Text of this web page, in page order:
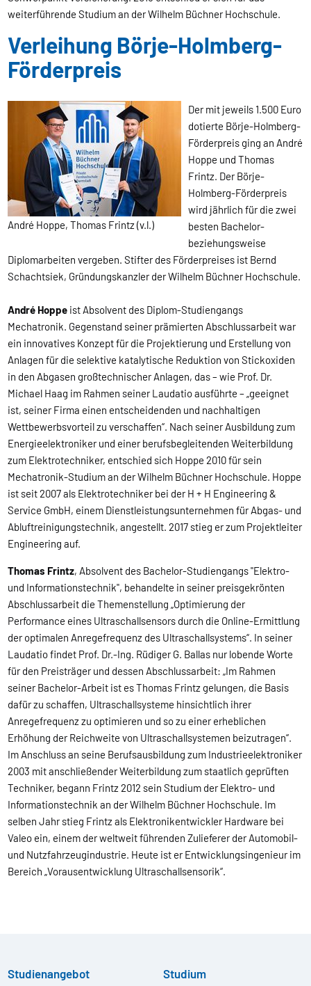
weiterführende Studium an der Wilhelm Büchner Hochschule.
Verleihung Börje-Holmberg-
Förderpreis
André Hoppe, Thomas Frintz (v.l.)
Der mit jeweils 1.500 Euro
dotierte Börje-Holmberg-
Förderpreis ging an André
Hoppe und Thomas
Frintz. Der Börje-
Holmberg-Förderpreis
wird jährlich für die zwei
besten Bachelor-
beziehungsweise
Diplomarbeiten vergeben. Stifter des Förderpreises ist Bernd
Schachtsiek, Gründungskanzler der Wilhelm Büchner Hochschule.
André Hoppe ist Absolvent des Diplom-Studiengangs
Mechatronik. Gegenstand seiner prämierten Abschlussarbeit war
ein innovatives Konzept für die Projektierung und Erstellung von
Anlagen für die selektive katalytische Reduktion von Stickoxiden
in den Abgasen großtechnischer Anlagen, das – wie Prof. Dr.
Michael Haag im Rahmen seiner Laudatio ausführte – „geeignet
ist, seiner Firma einen entscheidenden und nachhaltigen
Wettbewerbsvorteil zu verschaffen“. Nach seiner Ausbildung zum
Energieelektroniker und einer berufsbegleitenden Weiterbildung
zum Elektrotechniker, entschied sich Hoppe 2010 für sein
Mechatronik-Studium an der Wilhelm Büchner Hochschule. Hoppe
ist seit 2007 als Elektrotechniker bei der H + H Engineering &
Service GmbH, einem Dienstleistungsunternehmen für Abgas- und
Abluftreinigungstechnik, angestellt. 2017 stieg er zum Projektleiter
Engineering auf.
Thomas Frintz, Absolvent des Bachelor-Studiengangs "Elektro-
und Informationstechnik", behandelte in seiner preisgekrönten
Abschlussarbeit die Themenstellung „Optimierung der
Performance eines Ultraschallsensors durch die Online-Ermittlung
der optimalen Anregefrequenz des Ultraschallsystems“. In seiner
Laudatio findet Prof. Dr.-Ing. Rüdiger G. Ballas nur lobende Worte
für den Preisträger und dessen Abschlussarbeit: „Im Rahmen
seiner Bachelor-Arbeit ist es Thomas Frintz gelungen, die Basis
dafür zu schaffen, Ultraschallsysteme hinsichtlich ihrer
Anregefrequenz zu optimieren und so zu einer erheblichen
Erhöhung der Reichweite von Ultraschallsystemen beizutragen“.
Im Anschluss an seine Berufsausbildung zum Industrieelektroniker
2003 mit anschließender Weiterbildung zum staatlich geprüften
Techniker, begann Frintz 2012 sein Studium der Elektro- und
Informationstechnik an der Wilhelm Büchner Hochschule. Im
selben Jahr stieg Frintz als Elektronikentwickler Hardware bei
Valeo ein, einem der weltweit führenden Zulieferer der Automobil-
und Nutzfahrzeugindustrie. Heute ist er Entwicklungsingenieur im
Bereich „Vorausentwicklung Ultraschallsensorik“.
Studienangebot Studium